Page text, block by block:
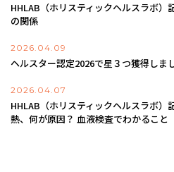
HHLAB（ホリスティックヘルスラボ）
の関係
2026.04.09
ヘルスター認定2026で星３つ獲得しま
2026.04.07
HHLAB（ホリスティックヘルスラボ）
熱、何が原因？ 血液検査でわかること